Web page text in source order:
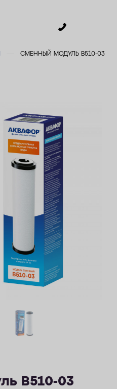
СМЕННЫЙ МОДУЛЬ B510-03
B510-03